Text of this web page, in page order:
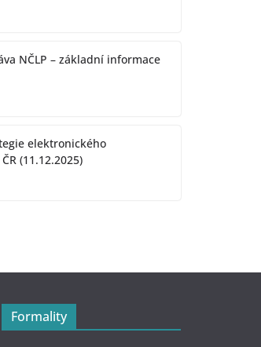
NČLP – základní informace
elektronického
(11.12.2025)
Formality